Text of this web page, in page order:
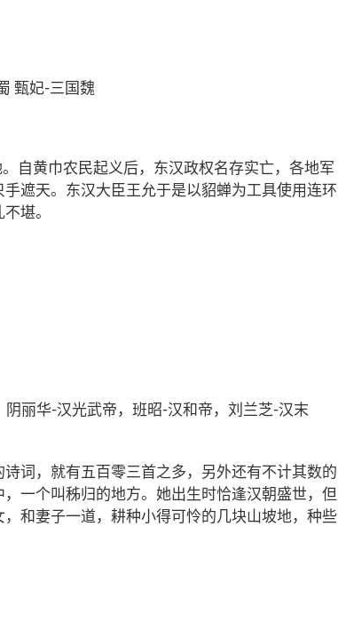
甄妃-三国魏
自黄巾农民起义后，东汉政权名存实亡，各地军
遮天。东汉大臣王允于是以貂蝉为工具使用连环
堪。
丽华-汉光武帝，班昭-汉和帝，刘兰芝-汉末
词，就有五百零三首之多，另外还有不计其数的
一个叫秭归的地方。她出生时恰逢汉朝盛世，但
和妻子一道，耕种小得可怜的几块山坡地，种些